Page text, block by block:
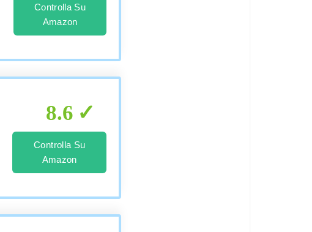
Controlla Su
Amazon
8.6
Controlla Su
Amazon